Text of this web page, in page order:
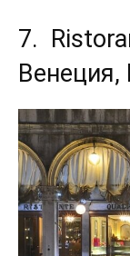
7.
Венеция,